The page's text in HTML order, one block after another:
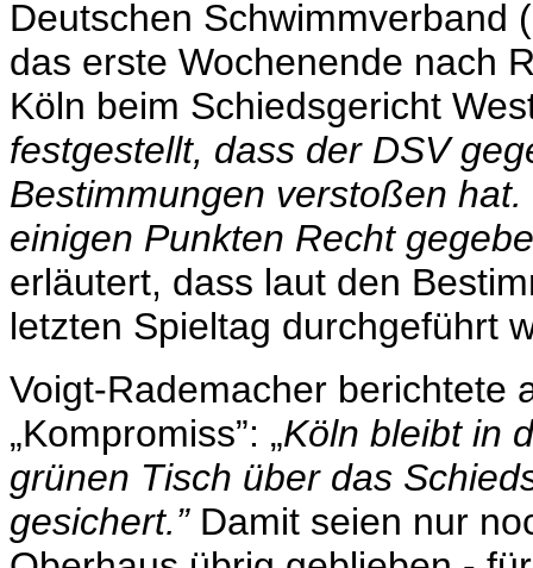
Deutschen Schwimmverband
das erste Wochenende nach
Köln beim Schiedsgericht
festgestellt, dass der DSV
Bestimmungen verstoßen
einigen Punkten Recht
erläutert, dass laut den
letzten Spieltag durchgeführt
Voigt-Rademacher berichtete
„Kompromiss”: „Köln bleibt in
grünen Tisch über das
gesichert.”Damit seien nur